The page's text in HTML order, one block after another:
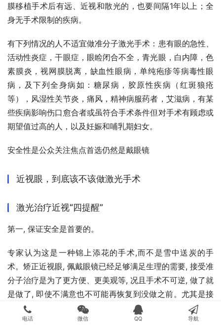
膜移植手术后有远、近视和散光的，也要间隔1年以上；全
身无手术限制的疾病。
有下列情况的人不适宜做准分子激光手术：患有眼的急性、
活动性炎症，干眼症，眼睑闭合不全，青光眼，白内障，色
素膜炎，视网膜脱离，缺血性眼病，单纯疱疹等病毒性眼
病，及下列全身病如：糖尿病，胶原性疾病（红斑狼疮
等），风湿性关节炎，痛风，精神病服药者，艾滋病，有某
些疾病影响伤口愈合者或虽符合手术条件但对手术有顾虑或
期望值过高的人，以及妊娠和哺乳期妇女。
安全性是公众关注焦点首选仍然是戴眼镜
近视眼，到底该不该做激光手术
激光治疗近视“四提醒”
第一, 保证安全是首要的。
专家认为这是一种锦上添花的手术,而不是雪中送炭的手
术。矫正近视眼, 佩戴眼镜已经足够满足生理的需要, 接受准
分子治疗是为了更方便、更美观等, 况且手术不可逆, 做了就
是做了, 即使不满意也不可能再恢复到没做之前。尤其是接
受这种手术的基本都是年轻人, 正处于开创事业之时, 不慎将
会影响一生的发展, 千万得慎重选择。
电话 微信 QQ 导航